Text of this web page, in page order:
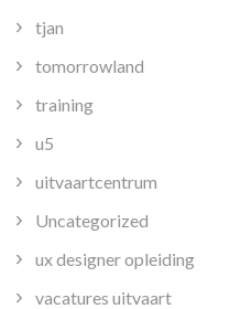
tjan
tomorrowland
training
u5
uitvaartcentrum
Uncategorized
ux designer opleiding
vacatures uitvaart